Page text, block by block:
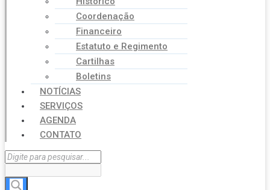
Coordenação
Financeiro
Estatuto e Regimento
Cartilhas
Boletins
NOTÍCIAS
SERVIÇOS
AGENDA
CONTATO